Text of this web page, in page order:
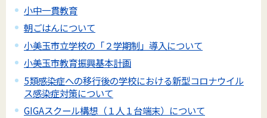
小中一貫教育
朝ごはんについて
小美玉市立学校の「２学期制」導入について
小美玉市教育振興基本計画
5類感染症への移行後の学校における新型コロナウイル
ス感染症対策について
GIGAスクール構想（１人１台端末）について